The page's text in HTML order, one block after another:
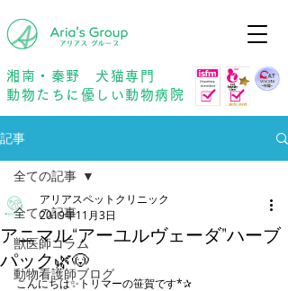
湘南・秦野 犬猫専門
動物たちに優しい動物病院
記事
全ての記事
獣医師コラム
動物看護師ブログ
全ての記事
アニマル“アーユルヴェーダ”ハーブ
パック🌿🐶
アリアスペットクリニック
2019年11月3日
こんにちは✨トリマーの笹賀です*✰